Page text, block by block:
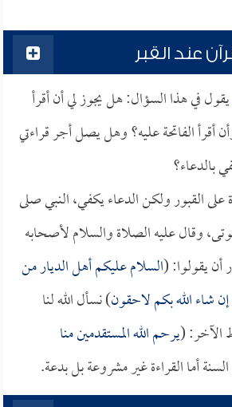
عند القبر
يقول في هذا السؤال: هل يجوز لي أن أقرأ
أقرأ الفاتحة عليه؟ وهل يصل أجر قراءتي
بالدعاء؟
على القبور ولكن الدعاء يكفي، النبي صلى
وقال عليه الصلاة والسلام لأصحابه
أن يقولوا: (السلام عليكم أهل الديار من
إن شاء الله بكم لاحقون) نسأل الله لنا
الآخر: (يرحم الله المستقدمين منا
أما القراءة غير مشروعة بل بدعة.